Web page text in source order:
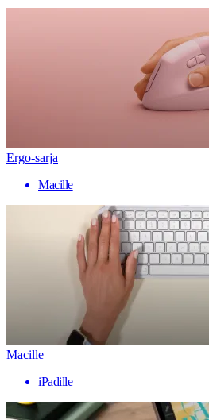
Ergo-sarja
Macille
Macille
iPadille